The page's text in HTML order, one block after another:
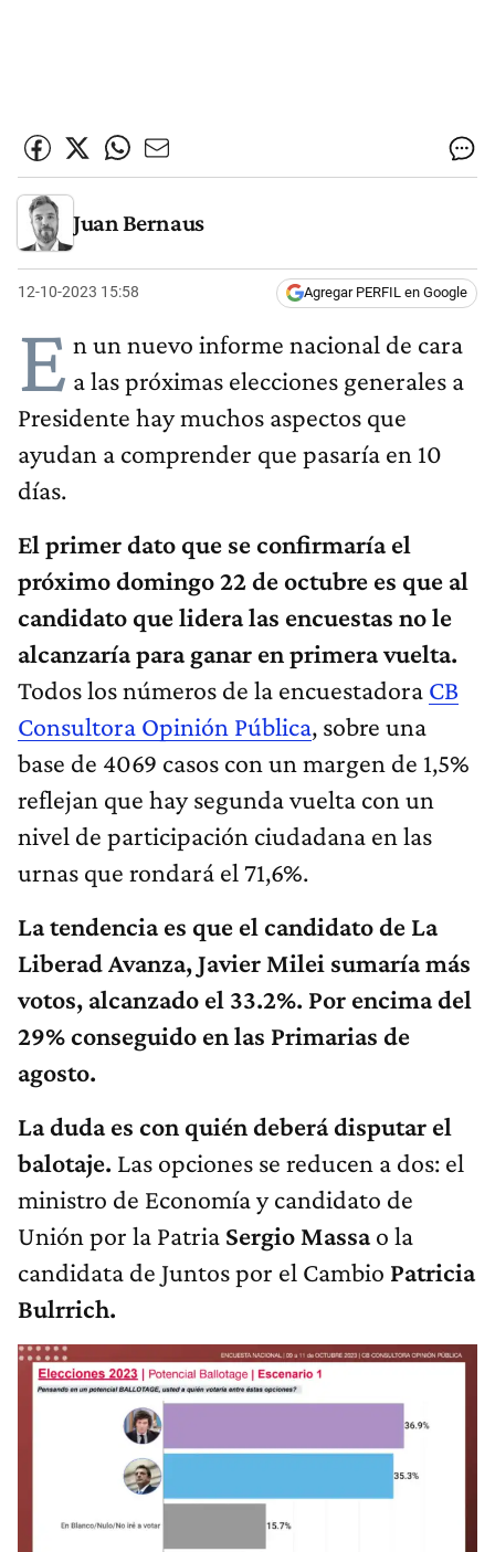
Juan Bernaus
12-10-2023 15:58 Agregar PERFIL en Google
E n un nuevo informe nacional de cara
a las próximas elecciones generales a
Presidente hay muchos aspectos que
ayudan a comprender que pasaría en 10
días.
El primer dato que se confirmaría el
próximo domingo 22 de octubre es que al
candidato que lidera las encuestas no le
alcanzaría para ganar en primera vuelta.
Todos los números de la encuestadora CB
Consultora Opinión Pública, sobre una
base de 4069 casos con un margen de 1,5%
reflejan que hay segunda vuelta con un
nivel de participación ciudadana en las
urnas que rondará el 71,6%.
La tendencia es que el candidato de La
Liberad Avanza, Javier Milei sumaría más
votos, alcanzado el 33.2%. Por encima del
29% conseguido en las Primarias de
agosto.
La duda es con quién deberá disputar el
balotaje. Las opciones se reducen a dos: el
ministro de Economía y candidato de
Unión por la Patria Sergio Massao la
candidata de Juntos por el Cambio Patricia
Bulrrich.